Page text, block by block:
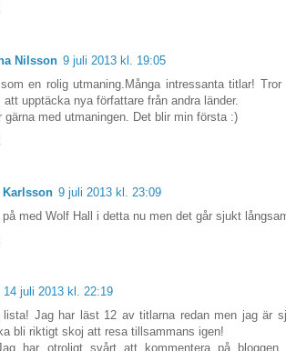
Nilsson 9 juli 2013 kl. 19:05
som en rolig utmaning.Många intressanta titlar!
att upptäcka nya författare från andra länder.
gärna med utmaningen. Det blir min första :)
Karlsson 9 juli 2013 kl. 23:09
på med Wolf Hall i detta nu men det går sjukt
14 juli 2013 kl. 22:19
lista! Jag har läst 12 av titlarna redan men jag är
bli riktigt skoj att resa tillsammans igen!
har otroligt svårt att kommentera på bloggen